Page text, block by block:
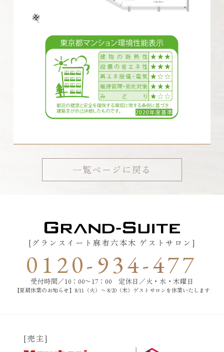
一覧ページに戻る
[グランスイート麻布六本木 ゲストサロン]
0120-934-477
受付時間／10：00〜17：00 定休日／火・水・木曜日
【夏期休業のお知らせ】8/11（火）〜 8/20（木）ゲストサロンを休業いたします
[売主]